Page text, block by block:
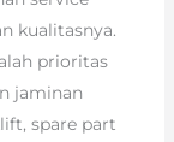
kualitasnya.
prioritas
jaminan
spare part